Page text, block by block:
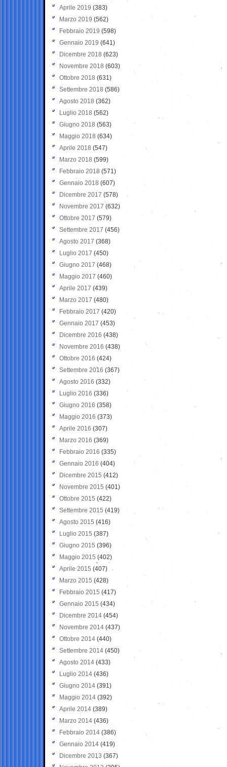
Aprile 2019 (383)
Marzo 2019 (562)
Febbraio 2019 (598)
Gennaio 2019 (641)
Dicembre 2018 (623)
Novembre 2018 (603)
Ottobre 2018 (631)
Settembre 2018 (586)
Agosto 2018 (362)
Luglio 2018 (562)
Giugno 2018 (563)
Maggio 2018 (634)
Aprile 2018 (547)
Marzo 2018 (599)
Febbraio 2018 (571)
Gennaio 2018 (607)
Dicembre 2017 (578)
Novembre 2017 (632)
Ottobre 2017 (579)
Settembre 2017 (456)
Agosto 2017 (368)
Luglio 2017 (450)
Giugno 2017 (468)
Maggio 2017 (460)
Aprile 2017 (439)
Marzo 2017 (480)
Febbraio 2017 (420)
Gennaio 2017 (453)
Dicembre 2016 (438)
Novembre 2016 (438)
Ottobre 2016 (424)
Settembre 2016 (367)
Agosto 2016 (332)
Luglio 2016 (336)
Giugno 2016 (358)
Maggio 2016 (373)
Aprile 2016 (307)
Marzo 2016 (369)
Febbraio 2016 (335)
Gennaio 2016 (404)
Dicembre 2015 (412)
Novembre 2015 (401)
Ottobre 2015 (422)
Settembre 2015 (419)
Agosto 2015 (416)
Luglio 2015 (387)
Giugno 2015 (396)
Maggio 2015 (402)
Aprile 2015 (407)
Marzo 2015 (428)
Febbraio 2015 (417)
Gennaio 2015 (434)
Dicembre 2014 (454)
Novembre 2014 (437)
Ottobre 2014 (440)
Settembre 2014 (450)
Agosto 2014 (433)
Luglio 2014 (436)
Giugno 2014 (391)
Maggio 2014 (392)
Aprile 2014 (389)
Marzo 2014 (436)
Febbraio 2014 (386)
Gennaio 2014 (419)
Dicembre 2013 (367)